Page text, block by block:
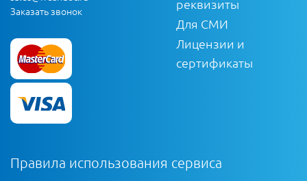
Заказать звонок
реквизиты
Для СМИ
Лицензии и
сертификаты
Правила использования сервиса